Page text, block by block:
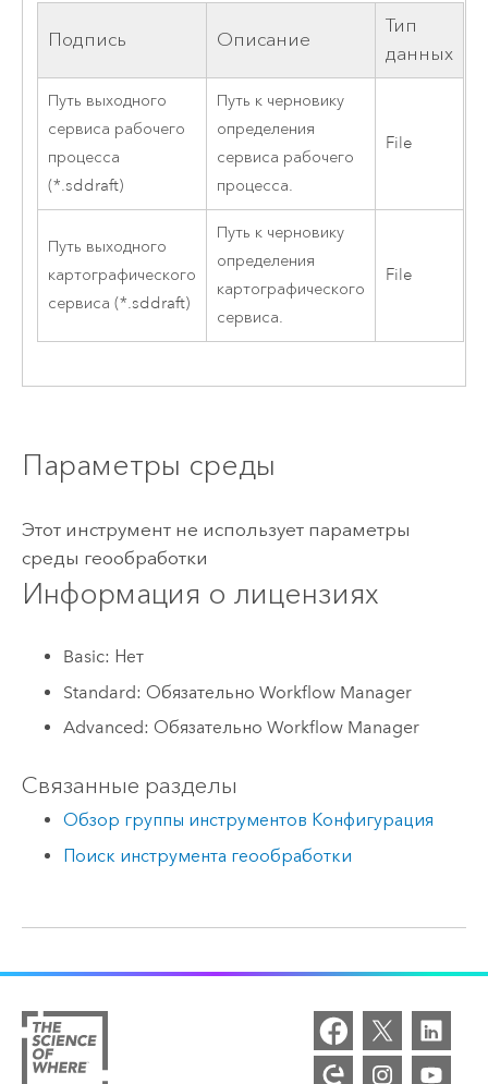
Подпись Описание
Тип
данных
Путь выходного
сервиса рабочего
процесса
(*.sddraft)
Путь к черновику
определения
сервиса рабочего
процесса.
File
Путь выходного
картографического
сервиса (*.sddraft)
Путь к черновику
определения
картографического
сервиса.
File
Параметры среды
Этот инструмент не использует параметры
среды геообработки
Информация о лицензиях
Basic: Нет
Standard: Обязательно Workflow Manager
Advanced: Обязательно Workflow Manager
Связанные разделы
Обзор группы инструментов Конфигурация
Поиск инструмента геообработки